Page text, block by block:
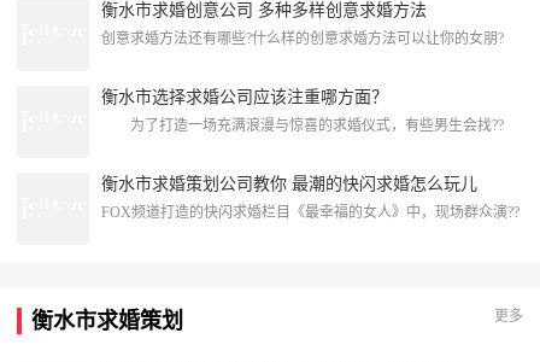
衡水市求婚创意公司 多种多样创意求婚方法
创意求婚方法还有哪些?什么样的创意求婚方法可以让你的女朋?
衡水市选择求婚公司应该注重哪方面？
为了打造一场充满浪漫与惊喜的求婚仪式，有些男生会找??
衡水市求婚策划公司教你 最潮的快闪求婚怎么玩儿
FOX频道打造的快闪求婚栏目《最幸福的女人》中，现场群众演??
衡水市求婚策划 更多